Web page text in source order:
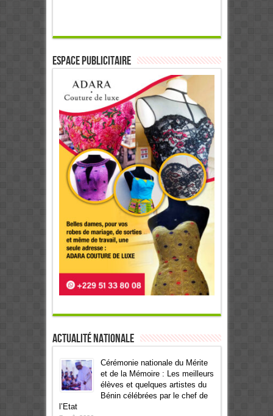
ESPACE PUBLICITAIRE
Actualité Nationale
Cérémonie nationale du Mérite
et de la Mémoire : Les meilleurs
élèves et quelques artistes du
Bénin célébrées par le chef de
l’Etat